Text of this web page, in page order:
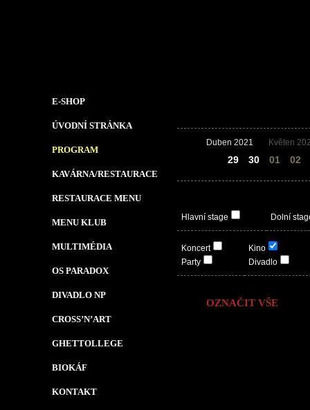
E-SHOP
ÚVODNÍ STRÁNKA
PROGRAM
KAVÁRNA/RESTAURACE
RESTAURACE MENU
MENU KLUB
MULTIMÉDIA
OS PARADOX
DIVADLO NP
CROSS’N’ART
GHETTOLLEGE
BIOKÁF
KONTAKT
Duben 2021
29 30
Květen
01 02
Hlavní stage Dolní
Koncert
Party
Kino
Divadlo
OZNAČIT VŠE